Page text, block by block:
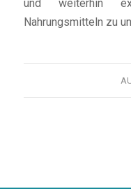
und weiterhin
Nahrungsmitteln zu